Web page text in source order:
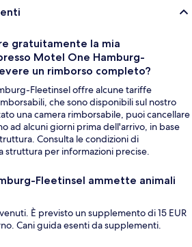
gratuitamente la mia
Motel One Hamburg-
un rimborso completo?
Fleetinsel offre alcune tariffe
che sono disponibili sul nostro
una camera rimborsabile, puoi cancellare
ad alcuni giorni prima dell'arrivo, in base
Consulta le condizioni di
struttura per informazioni precise.
Fleetinsel ammette animali
È previsto un supplemento di 15 EUR
Cani guida esenti da supplementi.